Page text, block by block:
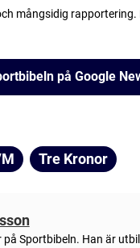
mångsidig
på Google
Tre Kronor
Sportbibeln. Han är